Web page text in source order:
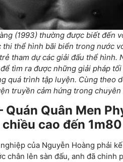
(1993) thường được biết đến
thể hình bãi biển trong nước
tham dự các giải đấu thể hình.
tìm ra được những giải pháp
quá trình tập luyện. Cùng theo
truyền cảm hứng trong chuyên
Quán Quân Men
cao đến 1m80
của Nguyễn Hoàng phải
chân lên sàn đấu, anh đã